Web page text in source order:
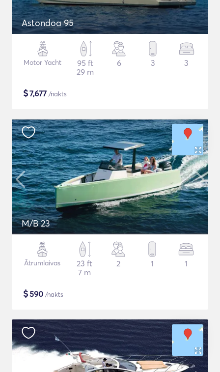
Astondoa 95
Motor Yacht
95 ft
29 m
6 3 3
$7,677 /nakts
M/B 23
Ātrumlaivas
23 ft
7 m
2 1 1
$590 /nakts